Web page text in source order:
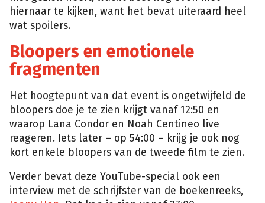
hiernaar te kijken, want het bevat uiteraard heel
wat spoilers.
Bloopers en emotionele
fragmenten
Het hoogtepunt van dat event is ongetwijfeld de
bloopers doe je te zien krijgt vanaf 12:50 en
waarop Lana Condor en Noah Centineo live
reageren. Iets later – op 54:00 – krijg je ook nog
kort enkele bloopers van de tweede film te zien.
Verder bevat deze YouTube-special ook een
interview met de schrijfster van de boekenreeks,